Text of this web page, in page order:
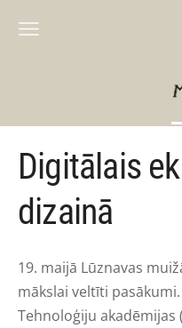
Digitālais
dizainā
19. maijā Lūznavas
mākslai veltīti
Tehnoloģiju akadēmijas